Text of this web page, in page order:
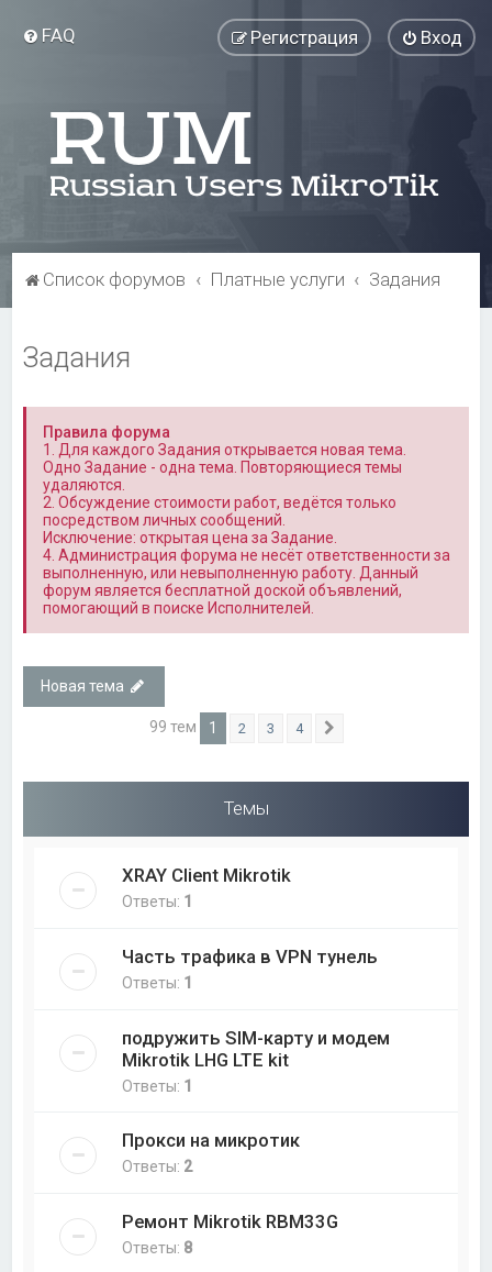
FAQ Вход
Регистрация
Список форумов Платные услуги Задания
Задания
Правила форума
1. Для каждого Задания открывается новая тема.
Одно Задание - одна тема. Повторяющиеся темы
удаляются.
2. Обсуждение стоимости работ, ведётся только
посредством личных сообщений.
Исключение: открытая цена за Задание.
4. Администрация форума не несёт ответственности за
выполненную, или невыполненную работу. Данный
форум является бесплатной доской объявлений,
помогающий в поиске Исполнителей.
Новая тема
99 тем 1 2 3 4
Темы
XRAY Client Mikrotik
Ответы: 1
Часть трафика в VPN тунель
Ответы: 1
подружить SIM-карту и модем
Mikrotik LHG LTE kit
Ответы: 1
Прокси на микротик
Ответы: 2
Ремонт Mikrotik RBM33G
Ответы: 8